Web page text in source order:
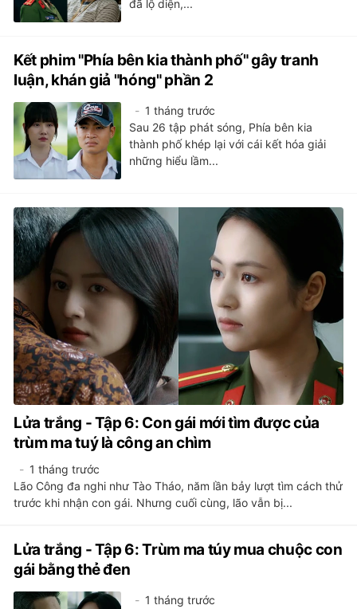
đã lộ diện,...
Kết phim "Phía bên kia thành phố" gây tranh
luận, khán giả "hóng" phần 2
1 tháng trước
Sau 26 tập phát sóng, Phía bên kia
thành phố khép lại với cái kết hóa giải
những hiểu lầm...
Lửa trắng - Tập 6: Con gái mới tìm được của
trùm ma tuý là công an chìm
1 tháng trước
Lão Công đa nghi như Tào Tháo, năm lần bảy lượt tìm cách thử
trước khi nhận con gái. Nhưng cuối cùng, lão vẫn bị...
Lửa trắng - Tập 6: Trùm ma túy mua chuộc con
gái bằng thẻ đen
1 tháng trước